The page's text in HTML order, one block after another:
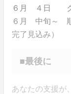
６月 ４日 ク
６月 中旬～ 順
完了見込み）
■最後に
あなたの支援が